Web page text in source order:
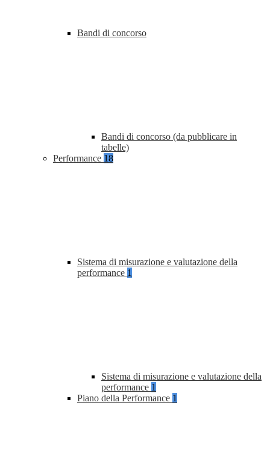
Bandi di concorso
Bandi di concorso (da pubblicare in
tabelle)
Performance 18
Sistema di misurazione e valutazione della
performance 1
Sistema di misurazione e valutazione della
performance 1
Piano della Performance 1